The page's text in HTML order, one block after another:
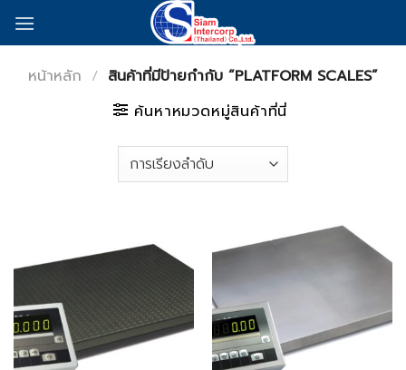
หน้าหลัก / สินค้าที่มีป้ายกำกับ “PLATFORM SCALES”
ค้นหาหมวดหมู่สินค้าที่นี่